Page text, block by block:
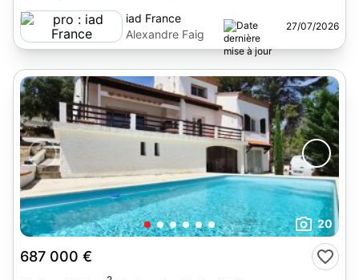
iad France
Alexandre Faig
27/07/2026
20
687 000 €